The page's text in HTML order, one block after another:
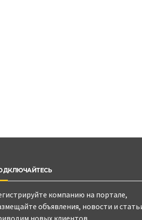
компанию на портале,
объявления, новости и
новых клиентов.